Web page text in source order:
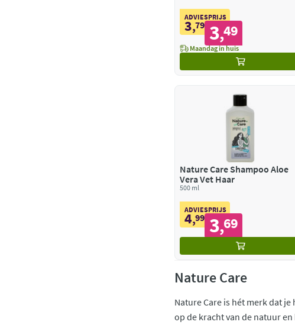
ADVIESPRIJS
3,79 3,49
Maandag in huis
Nature Care Shampoo Aloe
Vera Vet Haar
500 ml
ADVIESPRIJS
4,99 3,69
Nature Care
Nature Care is hét merk dat
op de kracht van de natuur